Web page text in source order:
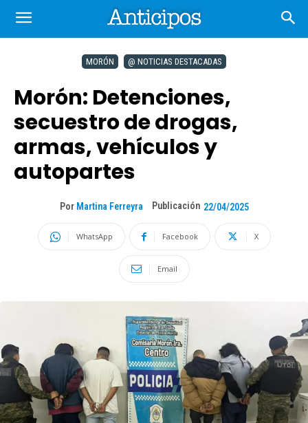
MORÓN @ NOTICIAS DESTACADAS
Morón: Detenciones,
secuestro de drogas,
armas, vehículos y
autopartes
Por Martina Ferreyra Publicación 22/04/2025
WhatsApp Facebook X
Email